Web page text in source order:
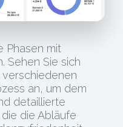
Phasen mit
Sehen Sie sich
an, um dem
detaillierte
die Abläufe